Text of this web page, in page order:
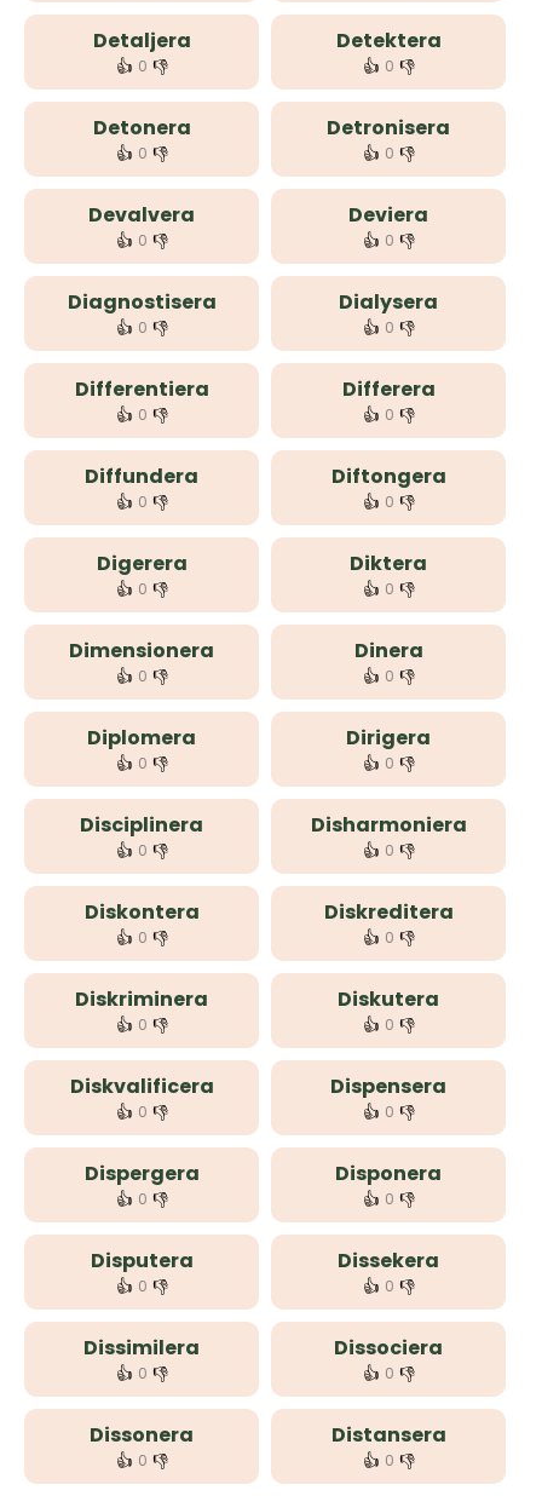
Detaljera
👍 0 👎
Detektera
👍 0 👎
Detonera
👍 0 👎
Detronisera
👍 0 👎
Devalvera
👍 0 👎
Deviera
👍 0 👎
Diagnostisera
👍 0 👎
Dialysera
👍 0 👎
Differentiera
👍 0 👎
Differera
👍 0 👎
Diffundera
👍 0 👎
Diftongera
👍 0 👎
Digerera
👍 0 👎
Diktera
👍 0 👎
Dimensionera
👍 0 👎
Dinera
👍 0 👎
Diplomera
👍 0 👎
Dirigera
👍 0 👎
Disciplinera
👍 0 👎
Disharmoniera
👍 0 👎
Diskontera
👍 0 👎
Diskreditera
👍 0 👎
Diskriminera
👍 0 👎
Diskutera
👍 0 👎
Diskvalificera
👍 0 👎
Dispensera
👍 0 👎
Dispergera
👍 0 👎
Disponera
👍 0 👎
Disputera
👍 0 👎
Dissekera
👍 0 👎
Dissimilera
👍 0 👎
Dissociera
👍 0 👎
Dissonera
👍 0 👎
Distansera
👍 0 👎